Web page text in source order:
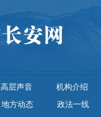
高层声音 机构介绍
地方动态 政法一线